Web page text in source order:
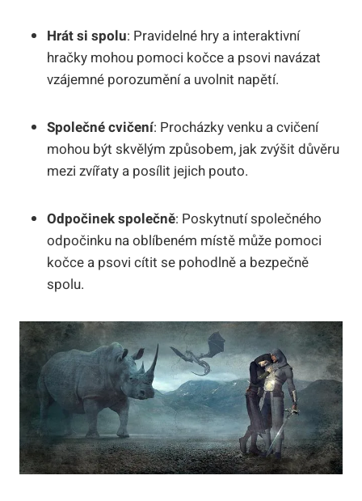
Hrát si spolu: Pravidelné hry a interaktivní
hračky mohou pomoci kočce a psovi navázat
vzájemné porozumění a uvolnit napětí.
Společné cvičení: Procházky venku a cvičení
mohou být skvělým způsobem, jak zvýšit důvěru
mezi zvířaty a posílit jejich pouto.
Odpočinek společně: Poskytnutí společného
odpočinku na oblíbeném místě může pomoci
kočce a psovi cítit se pohodlně a bezpečně
spolu.